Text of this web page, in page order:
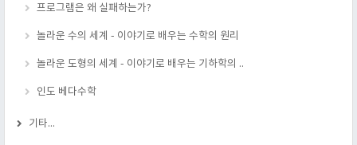
프로그램은 왜 실패하는가?
놀라운 수의 세계 - 이야기로 배우는 수학의 원리
놀라운 도형의 세계 - 이야기로 배우는 기하학의 ..
인도 베다수학
기타...